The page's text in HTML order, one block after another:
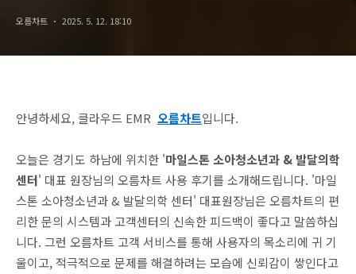
오름차트 2025. 5. 12. 18:10
안녕하세요, 클라우드 EMR 오름차트입니다.
오늘은 경기도 하남에 위치한 '마일스톤 소아청소년과 & 발달의학
센터' 대표 원장님의 오름차트 사용 후기를 소개해드립니다. '마일
스톤 소아청소년과 & 발달의학 센터' 대표원장님은 오름차트의 편
리한 문의 시스템과 고객센터의 신속한 피드백이 좋다고 말씀하십
니다. 그런 오름차트 고객 서비스를 통해 사용자의 목소리에 귀 기
울이고, 적극적으로 문제를 해결하려는 모습에 신뢰감이 쌓인다고